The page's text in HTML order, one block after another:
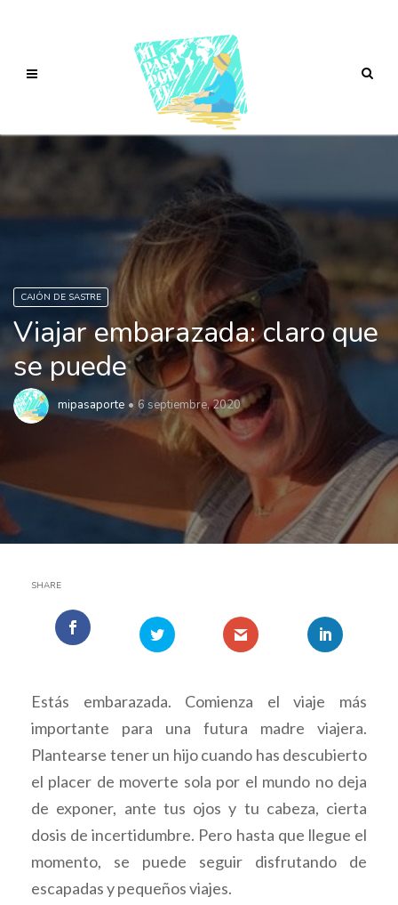
CAJÓN DE SASTRE
Viajar embarazada: claro que
se puede
mipasaporte 6 septiembre, 2020
SHARE
Estás embarazada. Comienza el viaje más
importante para una futura madre viajera.
Plantearse tener un hijo cuando has descubierto
el placer de moverte sola por el mundo no deja
de exponer, ante tus ojos y tu cabeza, cierta
dosis de incertidumbre. Pero hasta que llegue el
momento, se puede seguir disfrutando de
escapadas y pequeños viajes.